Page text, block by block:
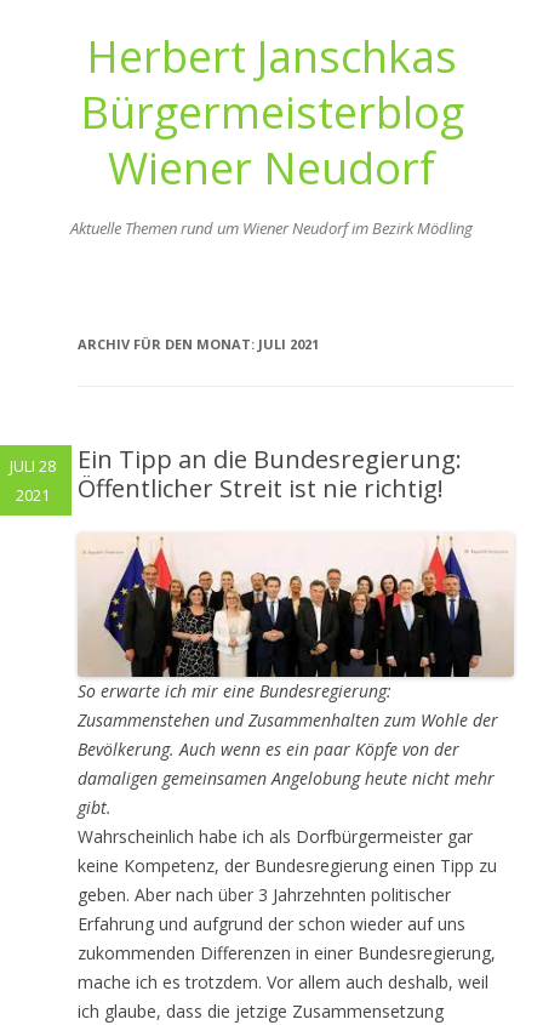
Herbert Janschkas
Bürgermeisterblog
Wiener Neudorf
Aktuelle Themen rund um Wiener Neudorf im Bezirk Mödling
ARCHIV FÜR DEN MONAT: JULI 2021
Ein Tipp an die Bundesregierung:
Öffentlicher Streit ist nie richtig!
So erwarte ich mir eine Bundesregierung:
Zusammenstehen und Zusammenhalten zum Wohle der
Bevölkerung. Auch wenn es ein paar Köpfe von der
damaligen gemeinsamen Angelobung heute nicht mehr
gibt.
Wahrscheinlich habe ich als Dorfbürgermeister gar
keine Kompetenz, der Bundesregierung einen Tipp zu
geben. Aber nach über 3 Jahrzehnten politischer
Erfahrung und aufgrund der schon wieder auf uns
zukommenden Differenzen in einer Bundesregierung,
mache ich es trotzdem. Vor allem auch deshalb, weil
ich glaube, dass die jetzige Zusammensetzung
JULI 28
2021